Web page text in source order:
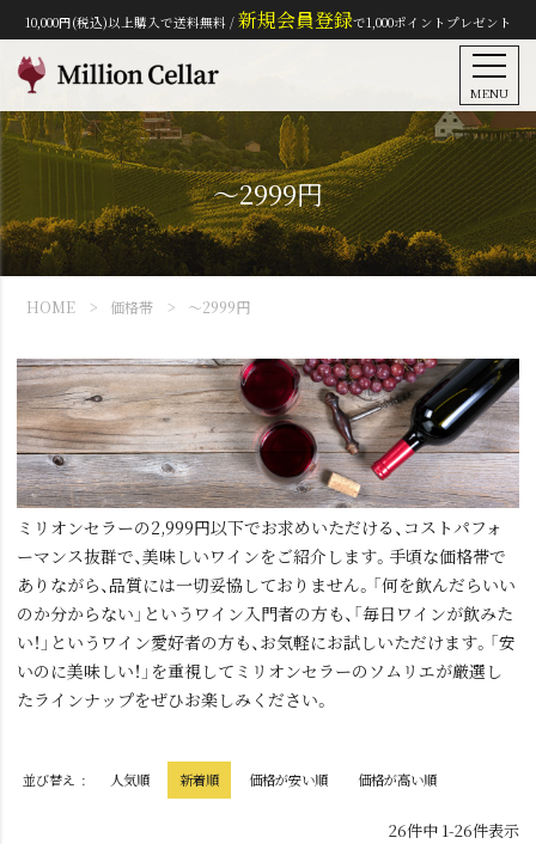
10,000円(税込)以上購入で送料無料 / 新規会員登録で1,000ポイントプレゼント
MENU
～2999円
HOME 価格帯 ～2999円
ミリオンセラーの2,999円以下でお求めいただける、コストパフォ
ーマンス抜群で、美味しいワインをご紹介します。手頃な価格帯で
ありながら、品質には一切妥協しておりません。「何を飲んだらいい
のか分からない」というワイン入門者の方も、「毎日ワインが飲みた
い！」というワイン愛好者の方も、お気軽にお試しいただけます。「安
いのに美味しい！」を重視してミリオンセラーのソムリエが厳選し
たラインナップをぜひお楽しみください。
並び替え 人気順 新着順 価格が安い順 価格が高い順
26件中 1-26件表示